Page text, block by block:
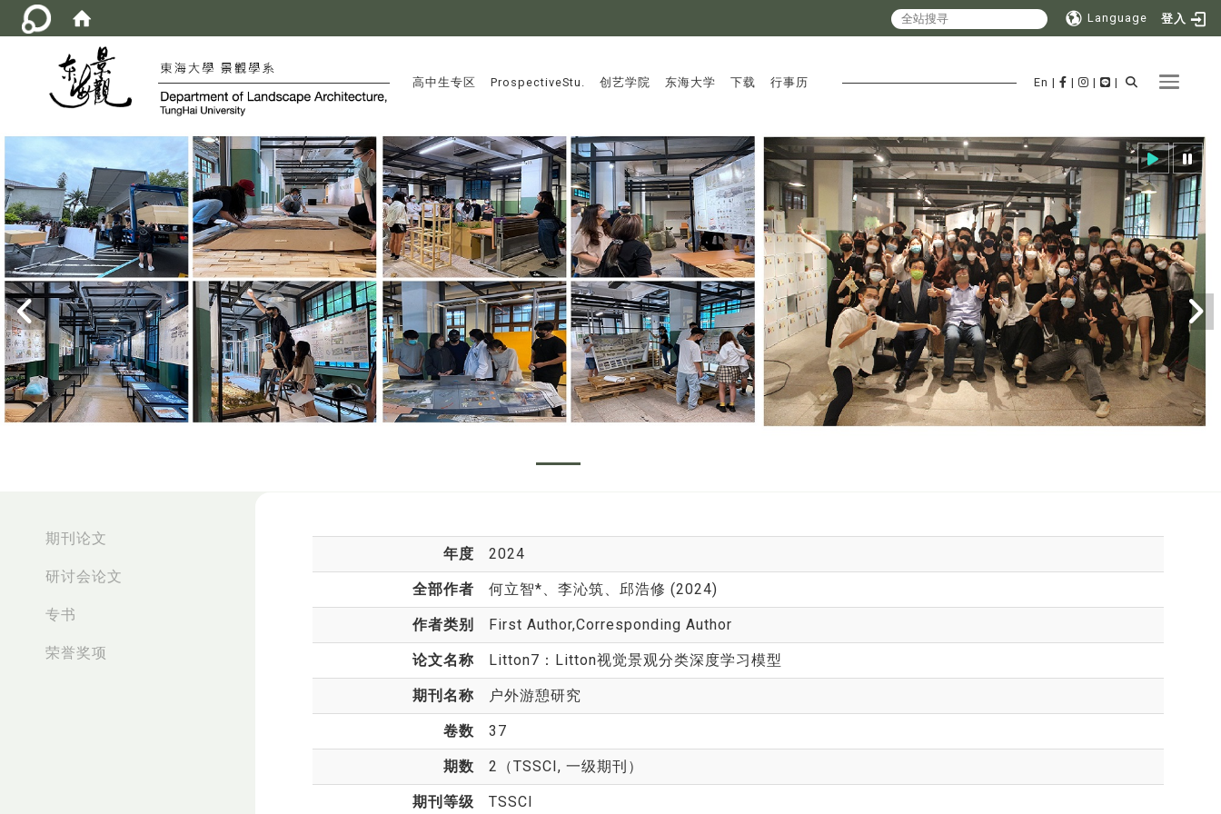
Language 登入
Toggle
:::
高中生专区 ProspectiveStu. 创艺学院 东海大学 下载 行事历 En | | | |
期刊论文
研讨会论文
专书
荣誉奖项
年度 2024
全部作者 何立智* 、李沁筑、邱浩修 (2024)
作者类别 First Author,Corresponding Author
论文名称 Litton7：Litton视觉景观分类深度学习模型
期刊名称 户外游憩研究
卷数 37
期数 2（TSSCI, 一级期刊）
期刊等级 TSSCI